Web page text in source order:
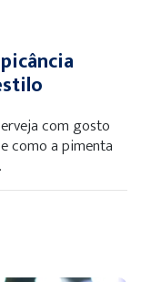
com gosto
como a pimenta